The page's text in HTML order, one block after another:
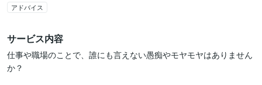
アドバイス
サービス内容
仕事や職場のことで、誰にも言えない愚痴やモヤモヤはありません
か？